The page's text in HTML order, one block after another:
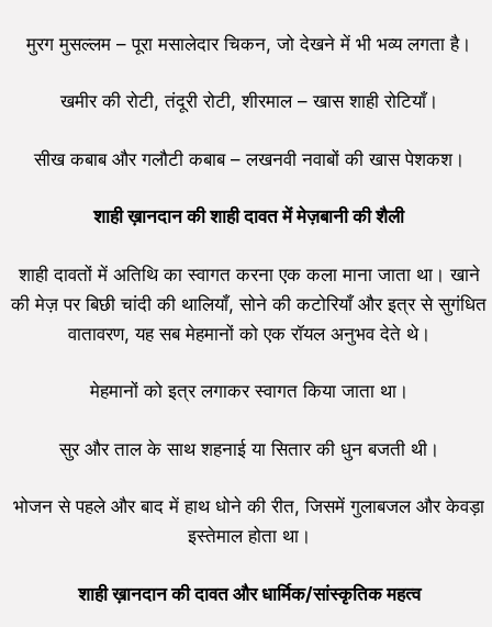
मुरग मुसल्लम – पूरा मसालेदार चिकन, जो देखने में भी भव्य लगता है।
खमीर की रोटी, तंदूरी रोटी, शीरमाल – खास शाही रोटियाँ।
सीख कबाब और गलौटी कबाब – लखनवी नवाबों की खास पेशकश।
शाही ख़ानदान की शाही दावत में मेज़बानी की शैली
शाही दावतों में अतिथि का स्वागत करना एक कला माना जाता था। खाने
की मेज़ पर बिछी चांदी की थालियाँ, सोने की कटोरियाँ और इत्र से सुगंधित
वातावरण, यह सब मेहमानों को एक रॉयल अनुभव देते थे।
मेहमानों को इत्र लगाकर स्वागत किया जाता था।
सुर और ताल के साथ शहनाई या सितार की धुन बजती थी।
भोजन से पहले और बाद में हाथ धोने की रीत, जिसमें गुलाबजल और केवड़ा
इस्तेमाल होता था।
शाही ख़ानदान की दावत और धार्मिक/सांस्कृतिक महत्व